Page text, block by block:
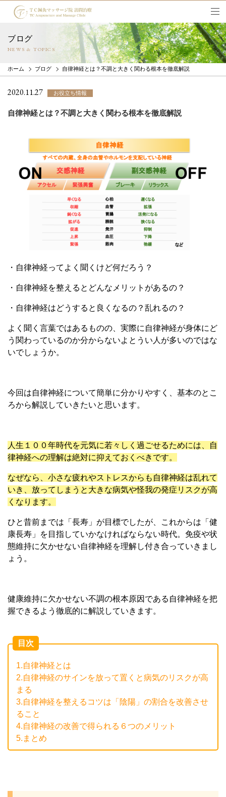
ブログ
NEWS & TOPICS
ホーム ブログ 自律神経とは？不調と大きく関わる根本を徹底解説
2020.11.27 お役立ち情報
自律神経とは？不調と大きく関わる根本を徹底解説
・自律神経ってよく聞くけど何だろう？
・自律神経を整えるとどんなメリットがあるの？
・自律神経はどうすると良くなるの？乱れるの？
よく聞く言葉ではあるものの、実際に自律神経が身体にど
う関わっているのか分からないよとうい人が多いのではな
いでしょうか。
今回は自律神経について簡単に分かりやすく、基本のとこ
ろから解説していきたいと思います。
人生１００年時代を元気に若々しく過ごせるためには、自
律神経への理解は絶対に抑えておくべきです。
なぜなら、小さな疲れやストレスからも自律神経は乱れて
いき、放ってしまうと大きな病気や怪我の発症リスクが高
くなります。
ひと昔前までは「長寿」が目標でしたが、これからは「健
康長寿」を目指していかなければならない時代。免疫や状
態維持に欠かせない自律神経を理解し付き合っていきまし
ょう。
健康維持に欠かせない不調の根本原因である自律神経を把
握できるよう徹底的に解説していきます。
目次
1.自律神経とは
2.自律神経のサインを放って置くと病気のリスクが高
まる
3.自律神経を整えるコツは「陰陽」の割合を改善させ
ること
4.自律神経の改善で得られる６つのメリット
5.まとめ